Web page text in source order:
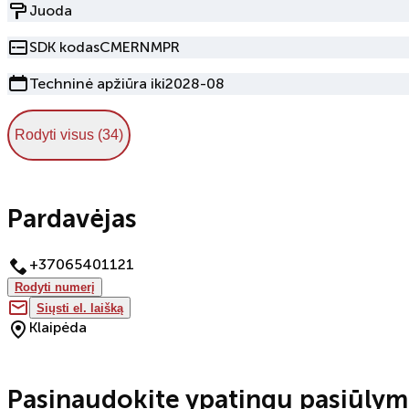
Juoda
SDK kodasCMERNMPR
Techninė apžiūra iki2028-08
Rodyti visus (34)
Pardavėjas
+37065401121
Rodyti numerį
Siųsti el. laišką
Klaipėda
Pasinaudokite ypatingu